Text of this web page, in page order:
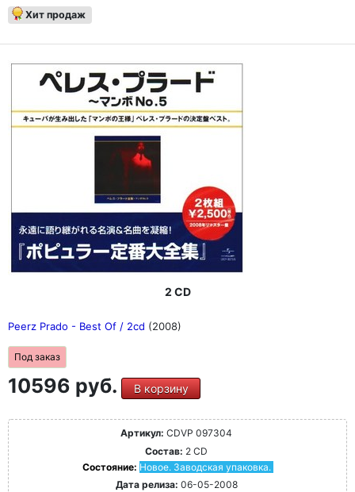
Хит продаж
2 CD
Peerz Prado - Best Of / 2cd (2008)
Под заказ
10596 руб. В корзину
Артикул: CDVP 097304
Состав: 2 CD
Состояние: Новое. Заводская упаковка.
Дата релиза: 06-05-2008